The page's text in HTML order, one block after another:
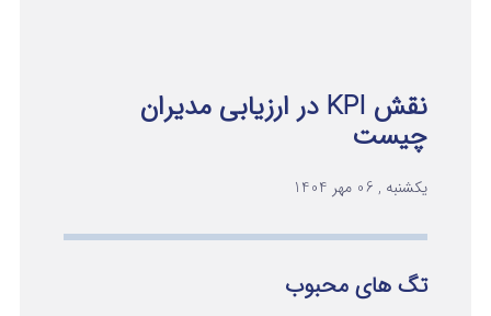
نقش KPI در ارزیابی مدیران
چیست
یکشنبه , 06 مهر 1404
تگ های محبوب